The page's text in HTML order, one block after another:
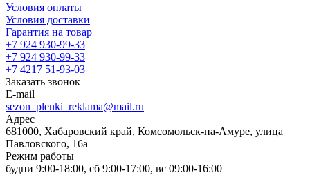
Условия оплаты
Условия доставки
Гарантия на товар
+7 924 930-99-33
+7 924 930-99-33
+7 4217 51-93-03
Заказать звонок
E-mail
sezon_plenki_reklama@mail.ru
Адрес
681000, Хабаровский край, Комсомольск-на-Амуре, улица
Павловского, 16а
Режим работы
будни 9:00-18:00, сб 9:00-17:00, вс 09:00-16:00